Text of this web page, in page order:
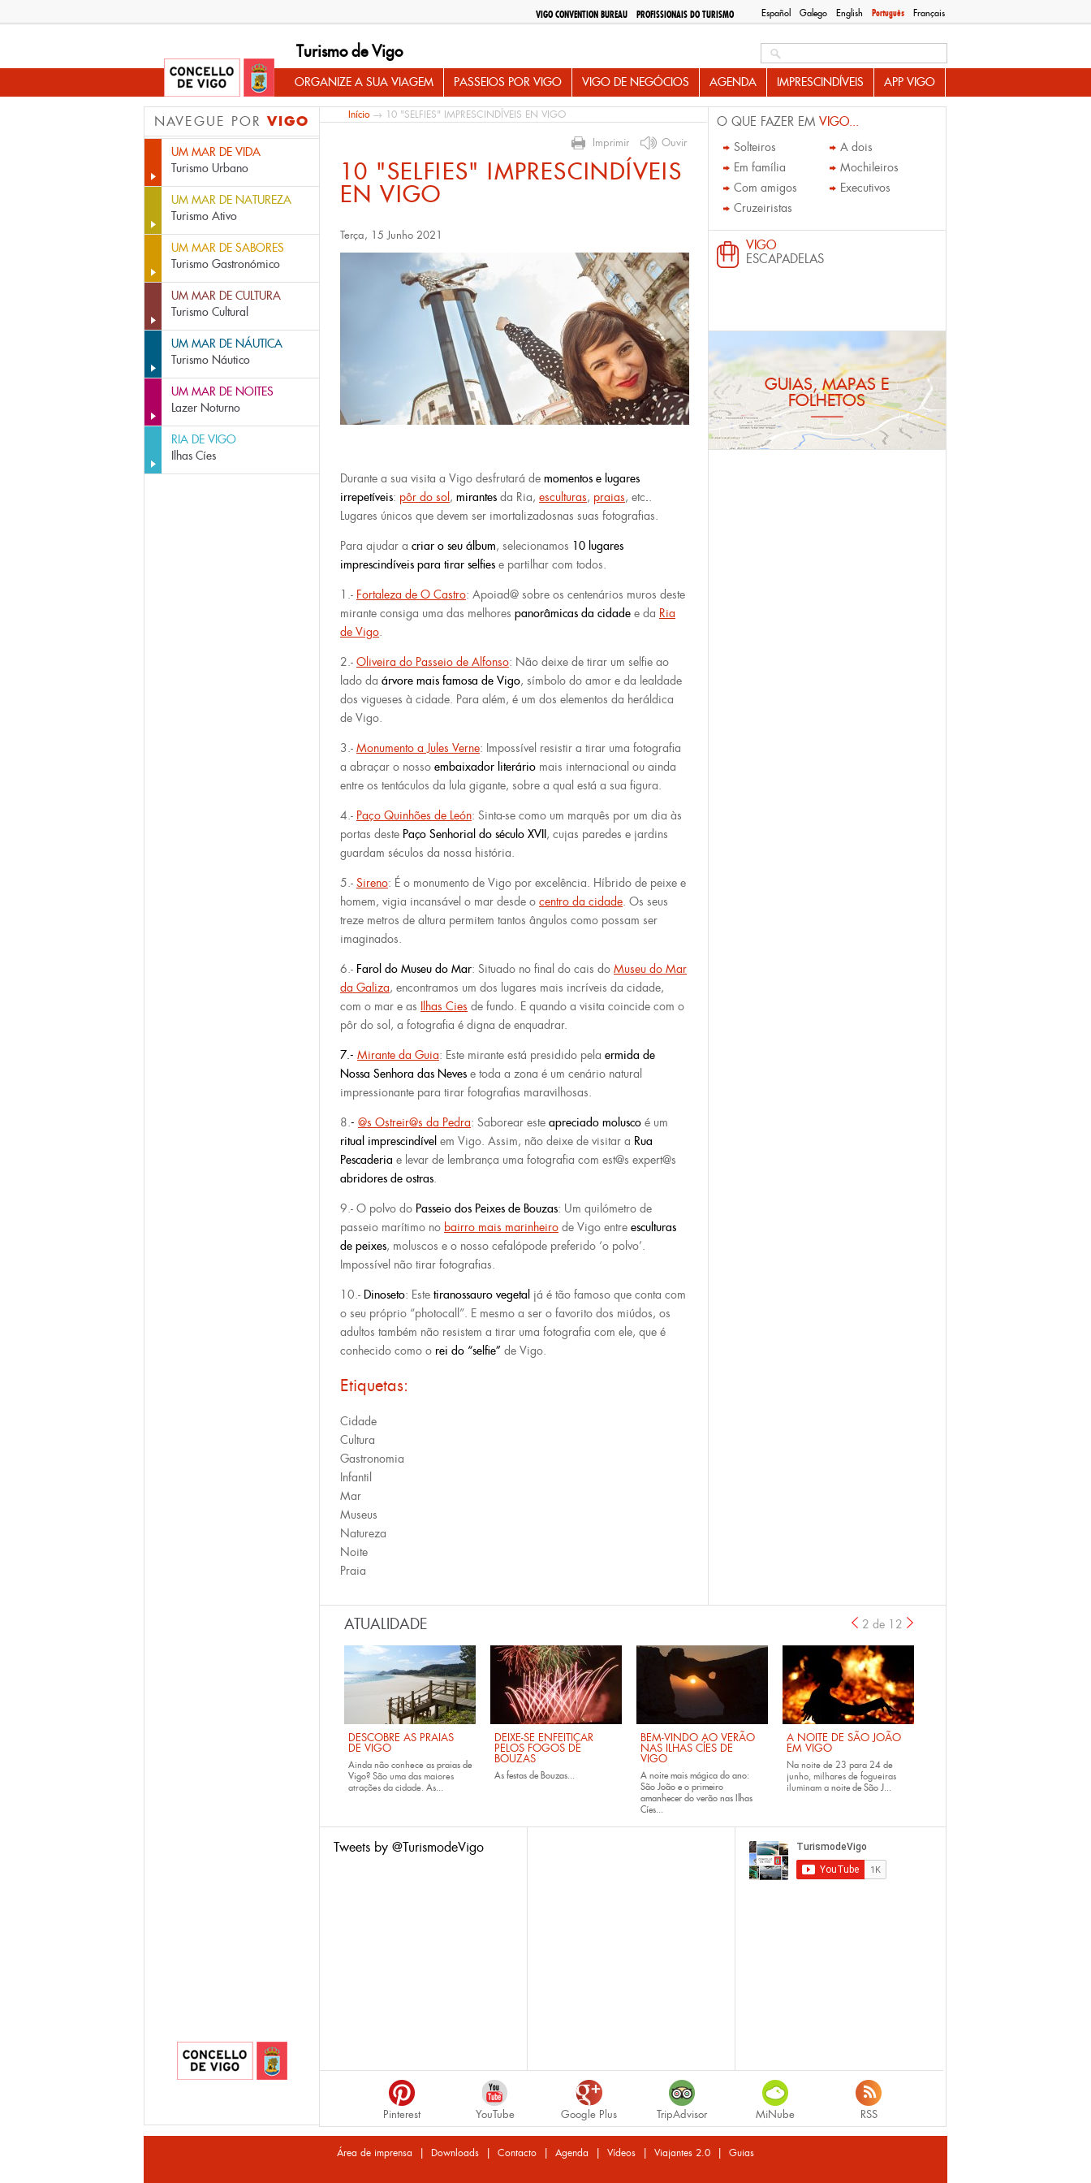
Español Galego English Português Français
VIGO CONVENTION BUREAU PROFISSIONAIS DO TURISMO
Turismo de Vigo
ORGANIZE A SUA VIAGEM PASSEIOS POR VIGO VIGO DE NEGÓCIOS AGENDA IMPRESCINDÍVEIS APP VIGO
NAVEGUE POR VIGO
UM MAR DE VIDA
Turismo Urbano
UM MAR DE NATUREZA
Turismo Ativo
UM MAR DE SABORES
Turismo Gastronómico
UM MAR DE CULTURA
Turismo Cultural
UM MAR DE NÁUTICA
Turismo Náutico
UM MAR DE NOITES
Lazer Noturno
RIA DE VIGO
Ilhas Cíes
Início→ 10 "SELFIES" IMPRESCINDÍVEIS EN VIGO
Imprimir Ouvir
10 "SELFIES" IMPRESCINDÍVEIS
EN VIGO
Terça, 15 Junho 2021
Durante a sua visita a Vigo desfrutará de momentos e lugares
irrepetíveis: pôr do sol , mirantes da Ria, esculturas, praias, etc..
Lugares únicos que devem ser imortalizadosnas suas fotografias.
Para ajudar a criar o seu álbum, selecionamos 10 lugares
imprescindíveis para tirar selfies e partilhar com todos.
1.- Fortaleza de O Castro: Apoiad@ sobre os centenários muros deste
mirante consiga uma das melhores panorâmicas da cidade e da Ria
de Vigo.
2.- Oliveira do Passeio de Alfonso: Não deixe de tirar um selfie ao
lado da árvore mais famosa de Vigo, símbolo do amor e da lealdade
dos vigueses à cidade. Para além, é um dos elementos da heráldica
de Vigo.
3.- Monumento a Jules Verne: Impossível resistir a tirar uma fotografia
a abraçar o nosso embaixador literário mais internacional ou ainda
entre os tentáculos da lula gigante, sobre a qual está a sua figura.
4.- Paço Quinhões de León: Sinta-se como um marquês por um dia às
portas deste Paço Senhorial do século XVII, cujas paredes e jardins
guardam séculos da nossa história.
5.- Sireno: É o monumento de Vigo por excelência. Híbrido de peixe e
homem, vigia incansável o mar desde o centro da cidade. Os seus
treze metros de altura permitem tantos ângulos como possam ser
imaginados.
6.- Farol do Museu do Mar: Situado no final do cais do Museu do Mar
da Galiza, encontramos um dos lugares mais incríveis da cidade,
com o mar e as Ilhas Cies de fundo. E quando a visita coincide com o
pôr do sol, a fotografia é digna de enquadrar.
7.- Mirante da Guia: Este mirante está presidido pela ermida de
Nossa Senhora das Neves e toda a zona é um cenário natural
impressionante para tirar fotografias maravilhosas.
8.- @s Ostreir@s da Pedra: Saborear este apreciado molusco é um
ritual imprescindível em Vigo. Assim, não deixe de visitar a Rua
Pescaderia e levar de lembrança uma fotografia com est@s expert@s
abridores de ostras.
9.- O polvo do Passeio dos Peixes de Bouzas: Um quilómetro de
passeio marítimo no bairro mais marinheiro de Vigo entre esculturas
de peixes, moluscos e o nosso cefalópode preferido ‘o polvo’.
Impossível não tirar fotografias.
10.- Dinoseto: Este tiranossauro vegetal já é tão famoso que conta com
o seu próprio “photocall”. E mesmo a ser o favorito dos miúdos, os
adultos também não resistem a tirar uma fotografia com ele, que é
conhecido como o rei do “selfie” de Vigo.
Etiquetas:
Cidade
Cultura
Gastronomia
Infantil
Mar
Museus
Natureza
Noite
Praia
O QUE FAZER EM VIGO...
Solteiros
A dois
Em família
Mochileiros
Com amigos
Executivos
Cruzeiristas
VIGO
ESCAPADELAS
GUIAS, MAPAS E
FOLHETOS
ATUALIDADE
DESCOBRE AS PRAIAS
DE VIGO
Ainda não conhece as praias de
Vigo? São uma das maiores
atrações da cidade. As...
DEIXE-SE ENFEITIÇAR
PELOS FOGOS DE
BOUZAS
As festas de Bouzas...
BEM-VINDO AO VERÃO
NAS ILHAS CÍES DE
VIGO
A noite mais mágica do ano:
São João e o primeiro
amanhecer do verão nas Ilhas
Cíes...
A NOITE DE SÃO JOÃO
EM VIGO
Na noite de 23 para 24 de
junho, milhares de fogueiras
iluminam a noite de São J...
2 de 12
Tweets by @TurismodeVigo
Pinterest YouTube Google Plus TripAdvisor MiNube RSS
Área de imprensa | Downloads | Contacto | Agenda | Vídeos | Viajantes 2.0 | Guias